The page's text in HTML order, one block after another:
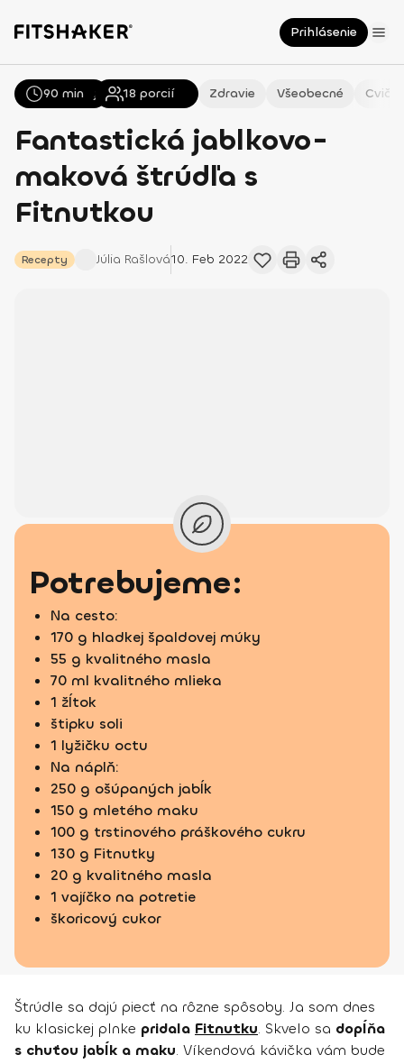
Prihlásenie
Všetky Recepty Zdravie Všeobecné
Fantastická jablkovo-
maková štrúdľa s
Fitnutkou
Recepty Júlia Rašlová10. Feb 2022
90 min 18 porcií
Potrebujeme:
Na cesto:
170 g hladkej špaldovej múky
55 g kvalitného masla
70 ml kvalitného mlieka
1 žĺtok
štipku soli
1 lyžičku octu
Na náplň:
250 g ošúpaných jabĺk
150 g mletého maku
100 g trstinového práškového cukru
130 g Fitnutky
20 g kvalitného masla
1 vajíčko na potretie
škoricový cukor
Štrúdle sa dajú piecť na rôzne spôsoby. Ja som dnes
ku klasickej plnke pridala Fitnutku. Skvelo sa dopĺňa
s chuťou jabĺk a maku. Víkendová kávička vám bude